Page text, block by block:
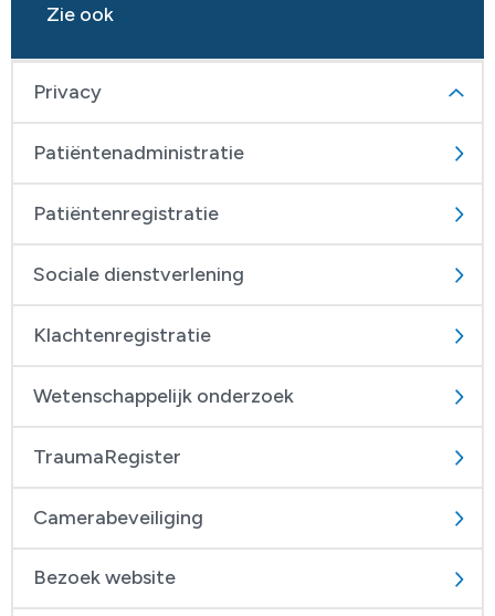
Zie ook
Privacy
Patiëntenadministratie
Patiëntenregistratie
Sociale dienstverlening
Klachtenregistratie
Wetenschappelijk onderzoek
TraumaRegister
Camerabeveiliging
Bezoek website